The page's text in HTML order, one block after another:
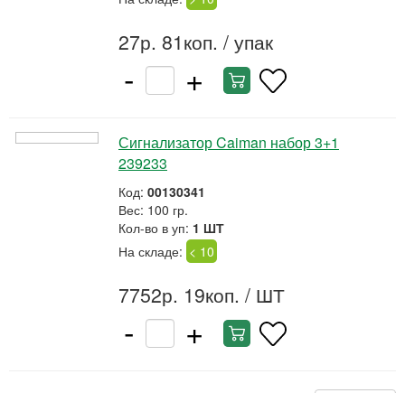
27р. 81коп. / упак
- +
Сигнализатор Caiman набор 3+1
239233
Код: 00130341
Вес: 100 гр.
Кол-во в уп: 1 ШТ
На складе: < 10
7752р. 19коп. / ШТ
- +